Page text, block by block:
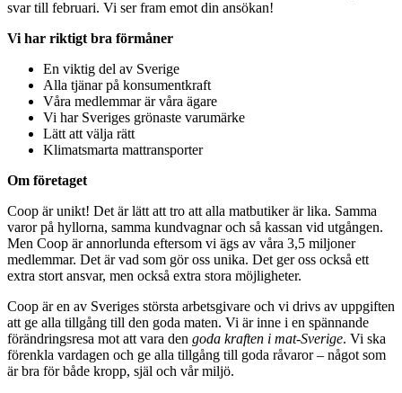
svar till februari. Vi ser fram emot din ansökan!
Vi har riktigt bra förmåner
En viktig del av Sverige
Alla tjänar på konsumentkraft
Våra medlemmar är våra ägare
Vi har Sveriges grönaste varumärke
Lätt att välja rätt
Klimatsmarta mattransporter
Om företaget
Coop är unikt! Det är lätt att tro att alla matbutiker är lika. Samma
varor på hyllorna, samma kundvagnar och så kassan vid utgången.
Men Coop är annorlunda eftersom vi ägs av våra 3,5 miljoner
medlemmar. Det är vad som gör oss unika. Det ger oss också ett
extra stort ansvar, men också extra stora möjligheter.
Coop är en av Sveriges största arbetsgivare och vi drivs av uppgiften
att ge alla tillgång till den goda maten. Vi är inne i en spännande
förändringsresa mot att vara den goda kraften i mat-Sverige. Vi ska
förenkla vardagen och ge alla tillgång till goda råvaror – något som
är bra för både kropp, själ och vår miljö.